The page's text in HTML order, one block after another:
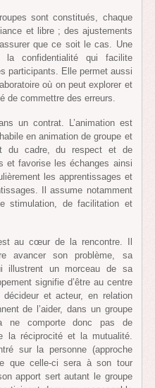
sont constitués, chaque
et libre ; des ajustements
que ce soit le cas. Une
la confidentialité qui facilite
participants. Elle permet aussi
où on peut explorer et
de commettre des erreurs.
un contrat. L’animation est
en animation de groupe et
du cadre, du respect et de
et favorise les échanges ainsi
les apprentissages et
Il assume notamment
stimulation, de facilitation et
au cœur de la rencontre. Il
avancer son problème, sa
illustrent un morceau de sa
signifie d’être au centre
décideur et acteur, en relation
de l’aider, dans un groupe
ne comporte donc pas de
la réciprocité et la mutualité.
sur la personne (approche
que celle-ci sera à son tour
apport sert autant le groupe